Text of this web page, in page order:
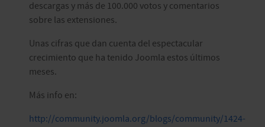
descargas y más de 100.000 votos y comentarios
sobre las extensiones.
Unas cifras que dan cuenta del espectacular
crecimiento que ha tenido Joomla estos últimos
meses.
Más info en:
http://community.joomla.org/blogs/community/1424-